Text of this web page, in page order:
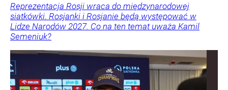
Reprezentacja Rosji wraca do międzynarodowej
siatkówki. Rosjanki i Rosjanie będą występować w
Lidze Narodów 2027. Co na ten temat uważa Kamil
Semeniuk?